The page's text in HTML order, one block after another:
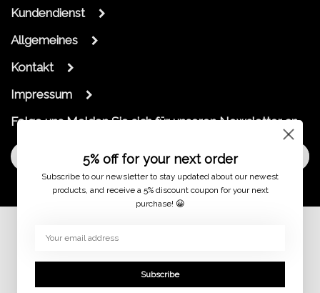
Kundendienst
Allgemeines
Kontakt
Impressum
Folge uns Melden Sie sich für unseren Newsletter an
Melde dich an
5% off for your next order
Subscribe to our newsletter to stay updated about our newest
products, and receive a 5% discount coupon for your next
purchase! 😀
Subscribe